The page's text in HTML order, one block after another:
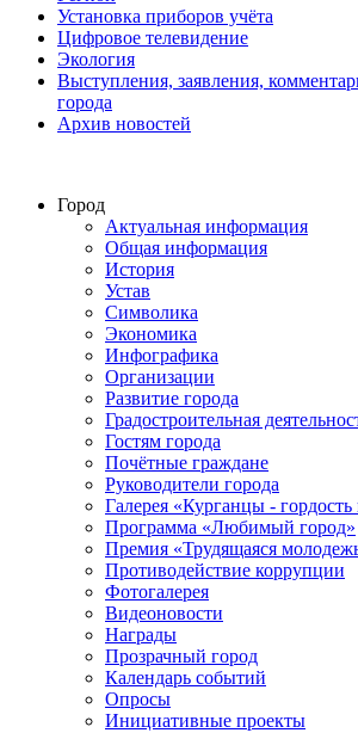
Установка приборов учёта
Цифровое телевидение
Экология
Выступления, заявления,
города
Архив новостей
Город
Актуальная информация
Общая информация
История
Устав
Символика
Экономика
Инфографика
Организации
Развитие города
Градостроительная
Гостям города
Почётные граждане
Руководители города
Галерея «Курганцы - гордость
Программа «Любимый город»
Премия «Трудящаяся
Противодействие коррупции
Фотогалерея
Видеоновости
Награды
Прозрачный город
Календарь событий
Опросы
Инициативные проекты